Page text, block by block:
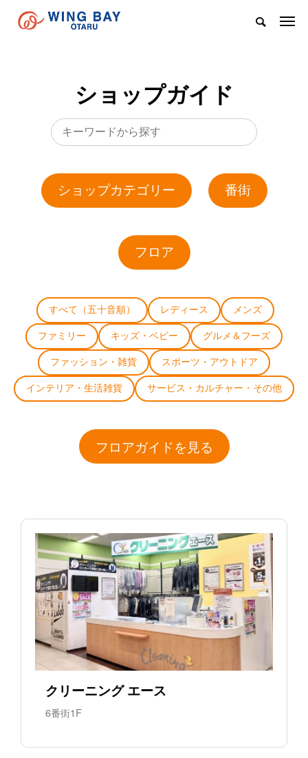
ショップガイド
ショップカテゴリー 番街
フロア
すべて（五十音順） レディース メンズ
ファミリー キッズ・ベビー グルメ＆フーズ
ファッション・雑貨 スポーツ・アウトドア
インテリア・生活雑貨 サービス・カルチャー・その他
フロアガイドを見る
クリーニング エース
6番街1F